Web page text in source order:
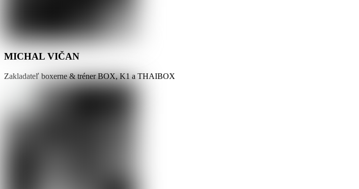
MICHAL VIČAN
Zakladateľ boxerne & tréner BOX, K1 a THAIBOX